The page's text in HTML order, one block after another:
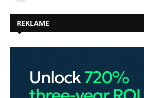
REKLAME